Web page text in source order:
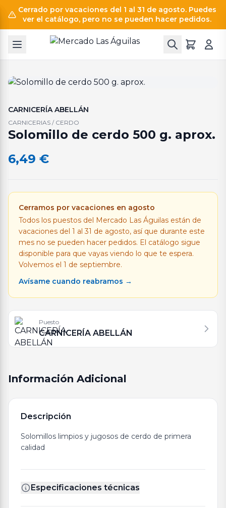
Cerrado por vacaciones del 1 al 31 de agosto. Puedes
ver el catálogo, pero no se pueden hacer pedidos.
CARNICERÍA ABELLÁN
CARNICERIAS / CERDO
Solomillo de cerdo 500 g. aprox.
6,49 €
Cerramos por vacaciones en agosto
Todos los puestos del Mercado Las Águilas están de
vacaciones del 1 al 31 de agosto, así que durante este
mes no se pueden hacer pedidos. El catálogo sigue
disponible para que vayas viendo lo que te espera.
Volvemos el 1 de septiembre.
Avísame cuando reabramos →
Puesto
CARNICERÍA ABELLÁN
Información Adicional
Descripción
Solomillos limpios y jugosos de cerdo de primera
calidad
Especificaciones técnicas